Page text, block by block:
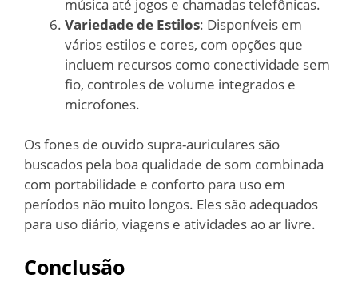
música até jogos e chamadas telefônicas.
Variedade de Estilos: Disponíveis em
vários estilos e cores, com opções que
incluem recursos como conectividade sem
fio, controles de volume integrados e
microfones.
Os fones de ouvido supra-auriculares são
buscados pela boa qualidade de som combinada
com portabilidade e conforto para uso em
períodos não muito longos. Eles são adequados
para uso diário, viagens e atividades ao ar livre.
Conclusão